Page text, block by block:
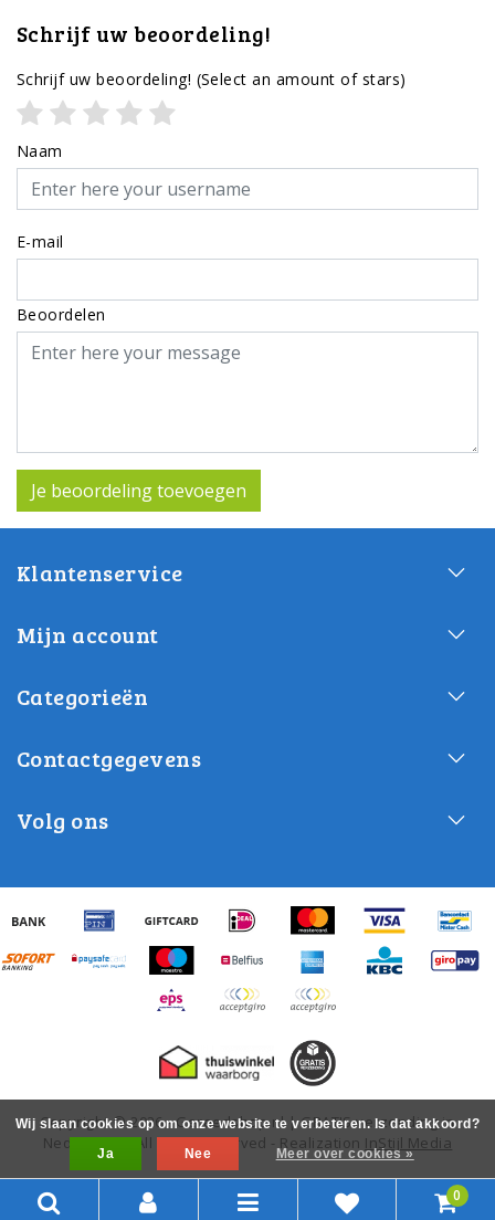
Schrijf uw beoordeling!
Schrijf uw beoordeling! (Select an amount of stars)
Naam
E-mail
Beoordelen
Je beoordeling toevoegen
Klantenservice
Mijn account
Categorieën
Contactgegevens
Volg ons
Copyright © 2026 - Gereedshop.nl | GRATIS verzending in
Nederland! - All rights reserved - Realization InStijl Media
0
Wij slaan cookies op om onze website te verbeteren. Is dat akkoord?
Ja
Nee Meer over cookies »